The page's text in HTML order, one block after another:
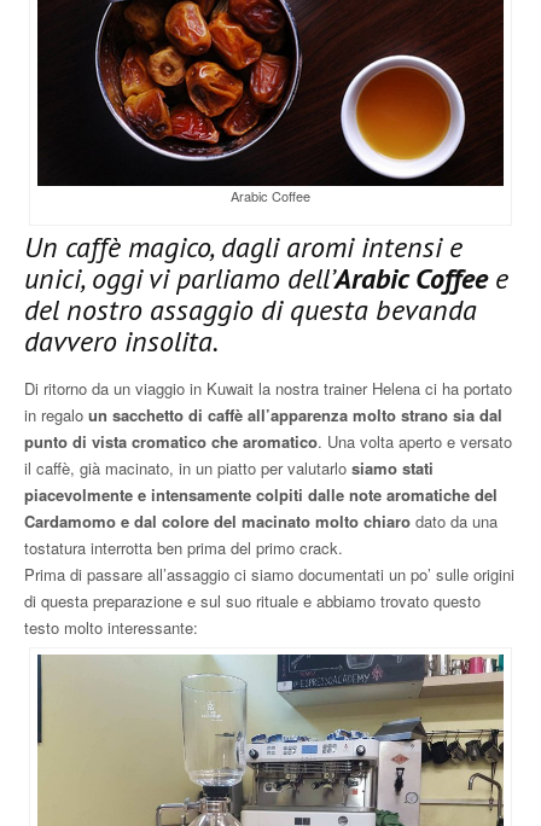
Arabic Coffee
Un caffè magico, dagli aromi intensi e
unici, oggi vi parliamo dell’Arabic Coffeee
del nostro assaggio di questa bevanda
davvero insolita.
Di ritorno da un viaggio in Kuwait la nostra trainer Helena ci ha portato
in regalo un sacchetto di caffè all’apparenza molto strano sia dal
punto di vista cromatico che aromatico. Una volta aperto e versato
il caffè, già macinato, in un piatto per valutarlo siamo stati
piacevolmente e intensamente colpiti dalle note aromatiche del
Cardamomo e dal colore del macinato molto chiaro dato da una
tostatura interrotta ben prima del primo crack.
Prima di passare all’assaggio ci siamo documentati un po’ sulle origini
di questa preparazione e sul suo rituale e abbiamo trovato questo
testo molto interessante: